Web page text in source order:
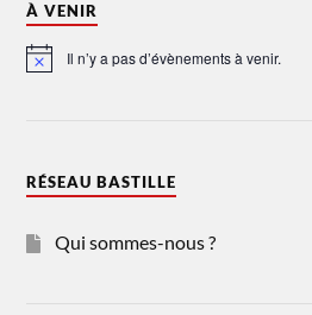
À VENIR
Notice Il n’y a pas d’évènements à venir.
RÉSEAU BASTILLE
Qui sommes-nous ?